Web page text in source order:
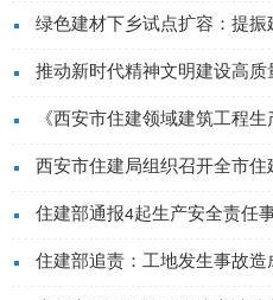
绿色建材下乡试点扩容：提
推动新时代精神文明建设高
西安市住建局组织召开全市
住建部通报4起生产安全责任